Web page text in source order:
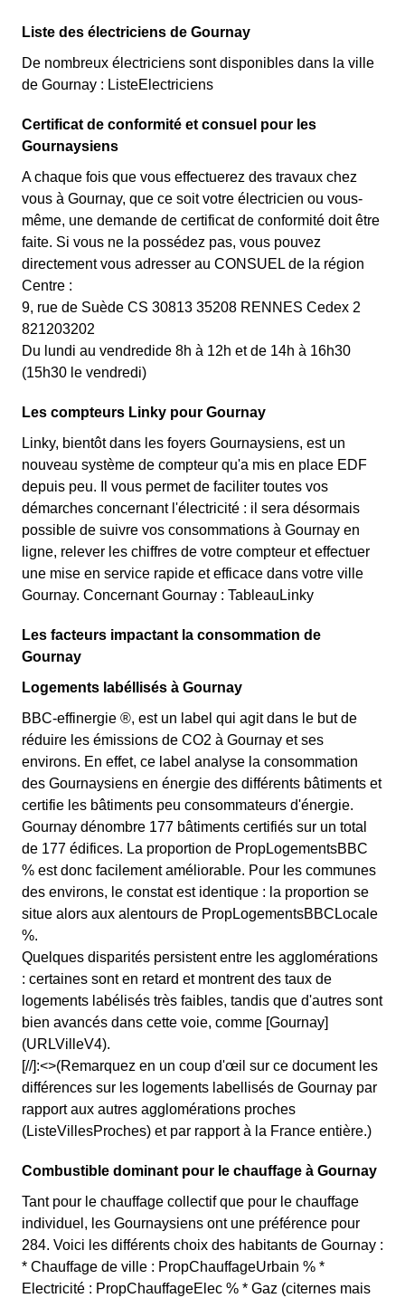
Liste des électriciens de Gournay
De nombreux électriciens sont disponibles dans la ville
de Gournay : ListeElectriciens
Certificat de conformité et consuel pour les
Gournaysiens
A chaque fois que vous effectuerez des travaux chez
vous à Gournay, que ce soit votre électricien ou vous-
même, une demande de certificat de conformité doit être
faite. Si vous ne la possédez pas, vous pouvez
directement vous adresser au CONSUEL de la région
Centre :
9, rue de Suède CS 30813 35208 RENNES Cedex 2
821203202
Du lundi au vendredide 8h à 12h et de 14h à 16h30
(15h30 le vendredi)
Les compteurs Linky pour Gournay
Linky, bientôt dans les foyers Gournaysiens, est un
nouveau système de compteur qu'a mis en place EDF
depuis peu. Il vous permet de faciliter toutes vos
démarches concernant l'électricité : il sera désormais
possible de suivre vos consommations à Gournay en
ligne, relever les chiffres de votre compteur et effectuer
une mise en service rapide et efficace dans votre ville
Gournay. Concernant Gournay : TableauLinky
Les facteurs impactant la consommation de
Gournay
Logements labéllisés à Gournay
BBC-effinergie ®, est un label qui agit dans le but de
réduire les émissions de CO2 à Gournay et ses
environs. En effet, ce label analyse la consommation
des Gournaysiens en énergie des différents bâtiments et
certifie les bâtiments peu consommateurs d'énergie.
Gournay dénombre 177 bâtiments certifiés sur un total
de 177 édifices. La proportion de PropLogementsBBC
% est donc facilement améliorable. Pour les communes
des environs, le constat est identique : la proportion se
situe alors aux alentours de PropLogementsBBCLocale
%.
Quelques disparités persistent entre les agglomérations
: certaines sont en retard et montrent des taux de
logements labélisés très faibles, tandis que d'autres sont
bien avancés dans cette voie, comme [Gournay]
(URLVilleV4).
[//]:<>(Remarquez en un coup d'œil sur ce document les
différences sur les logements labellisés de Gournay par
rapport aux autres agglomérations proches
(ListeVillesProches) et par rapport à la France entière.)
Combustible dominant pour le chauffage à Gournay
Tant pour le chauffage collectif que pour le chauffage
individuel, les Gournaysiens ont une préférence pour
284. Voici les différents choix des habitants de Gournay :
* Chauffage de ville : PropChauffageUrbain % *
Electricité : PropChauffageElec % * Gaz (citernes mais